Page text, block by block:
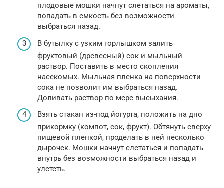
плодовые мошки начнут слетаться на ароматы,
попадать в емкость без возможности
выбраться назад.
В бутылку с узким горлышком залить
фруктовый (древесный) сок и мыльный
раствор. Поставить в место скопления
насекомых. Мыльная пленка на поверхности
сока не позволит им выбраться назад.
Доливать раствор по мере высыхания.
Взять стакан из-под йогурта, положить на дно
прикормку (компот, сок, фрукт). Обтянуть сверху
пищевой пленкой, проделать в ней несколько
дырочек. Мошки начнут слетаться и попадать
внутрь без возможности выбраться назад и
улететь.